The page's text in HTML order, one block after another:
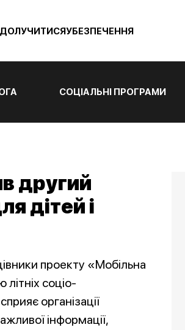
ДОЛУЧИТИСЯУБЕЗПЕЧЕННЯ
СОЦІАЛЬНІ ПРОГРАМИ
другий
дітей і
проекту «Мобільна
соціо-
організації
інформації,